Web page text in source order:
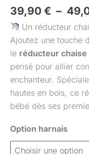
Noté
5.00
sur 5 basé
sur
3
notations
client
39,90 € –
Un réducteur
Ajoutez une touche
le réducteur
pensé pour allier
enchanteur.
hautes en bois, ce
bébé dès ses
Option harnais